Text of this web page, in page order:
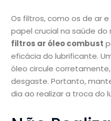
Os filtros, como os de ar
papel crucial na saúde
filtros ar óleo combust
eficácia do lubrificante.
óleo circule
desgaste. Portanto,
dia ao realizar a troca do